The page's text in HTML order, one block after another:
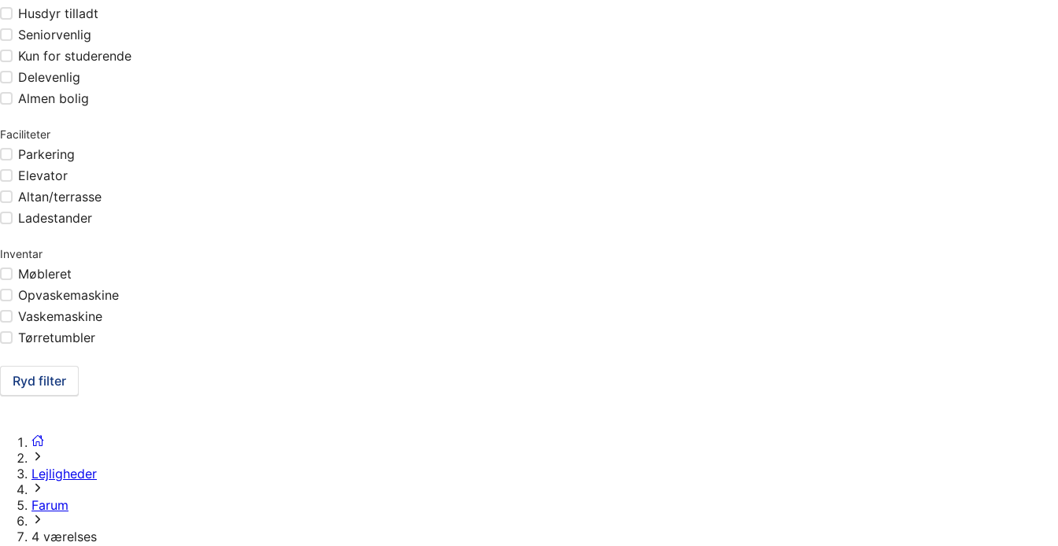
Husdyr tilladt
Seniorvenlig
Kun for studerende
Delevenlig
Almen bolig
Faciliteter
Parkering
Elevator
Altan/terrasse
Ladestander
Inventar
Møbleret
Opvaskemaskine
Vaskemaskine
Tørretumbler
Ryd filter
Lejligheder
Farum
4 værelses